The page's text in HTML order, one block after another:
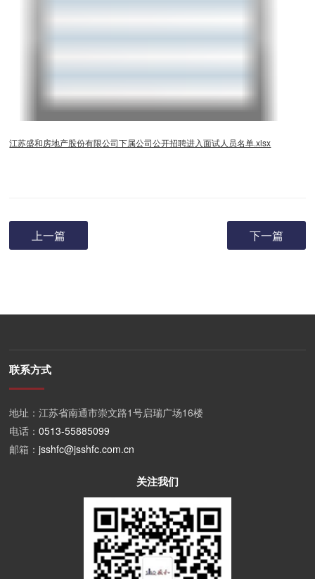
江苏盛和房地产股份有限公司下属公司公开招聘进入面试人员名单.xlsx
上一篇 下一篇
联系方式
地址：江苏省南通市崇文路1号启瑞广场16楼
电话：0513-55885099
邮箱：jsshfc@jsshfc.com.cn
关注我们